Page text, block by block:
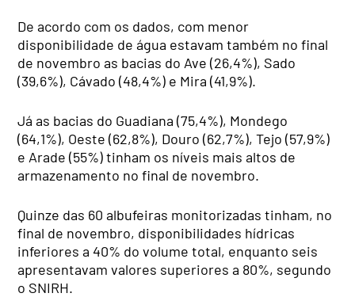
De acordo com os dados, com menor
disponibilidade de água estavam também no final
de novembro as bacias do Ave (26,4%), Sado
(39,6%), Cávado (48,4%) e Mira (41,9%).
Já as bacias do Guadiana (75,4%), Mondego
(64,1%), Oeste (62,8%), Douro (62,7%), Tejo (57,9%)
e Arade (55%) tinham os níveis mais altos de
armazenamento no final de novembro.
Quinze das 60 albufeiras monitorizadas tinham, no
final de novembro, disponibilidades hídricas
inferiores a 40% do volume total, enquanto seis
apresentavam valores superiores a 80%, segundo
o SNIRH.